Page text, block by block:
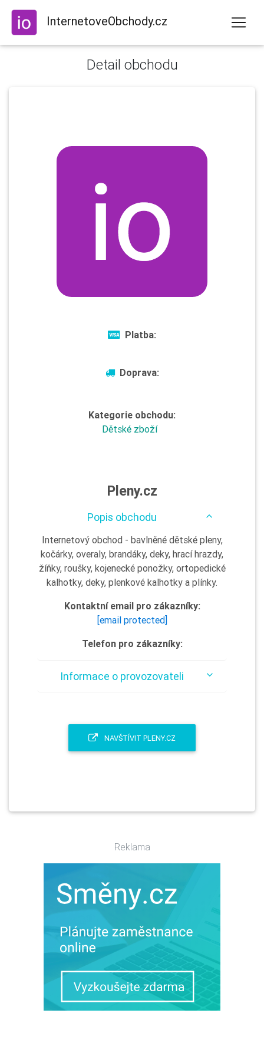
InternetoveObchody.cz
Detail obchodu
Platba:
Doprava:
Kategorie obchodu:
Dětské zboží
Pleny.cz
Popis obchodu
Internetový obchod - bavlněné dětské pleny,
kočárky, overaly, brandáky, deky, hrací hrazdy,
žíňky, roušky, kojenecké ponožky, ortopedické
kalhotky, deky, plenkové kalhotky a plínky.
Kontaktní email pro zákazníky:
[email protected]
Telefon pro zákazníky:
Informace o provozovateli
NAVŠTÍVIT PLENY.CZ
Reklama